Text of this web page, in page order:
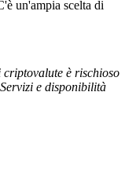
un'ampia scelta di
è rischioso
e disponibilità